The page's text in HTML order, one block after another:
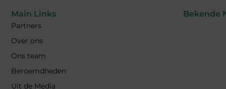
Main Links
Partners
Over ons
Ons team
Beroemdheden
Uit de Media
Bekende